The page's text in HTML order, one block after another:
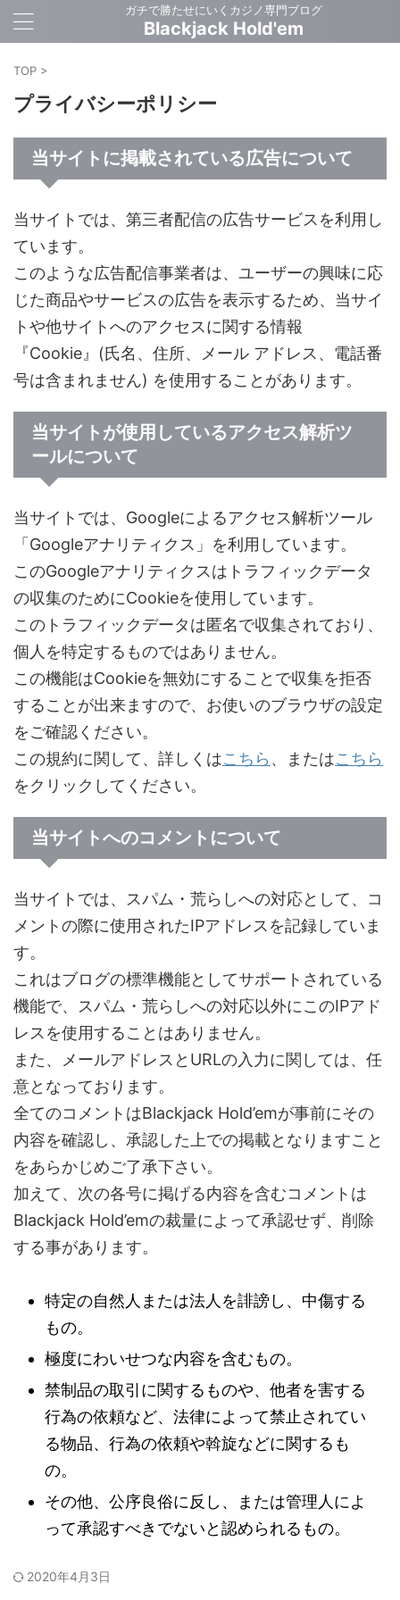
ガチで勝たせにいくカジノ専門ブログ
Blackjack Hold'em
TOP >
プライバシーポリシー
当サイトに掲載されている広告について
当サイトでは、第三者配信の広告サービスを利用し
ています。
このような広告配信事業者は、ユーザーの興味に応
じた商品やサービスの広告を表示するため、当サイ
トや他サイトへのアクセスに関する情報
『Cookie』(氏名、住所、メール アドレス、電話番
号は含まれません) を使用することがあります。
当サイトが使用しているアクセス解析ツ
ールについて
当サイトでは、Googleによるアクセス解析ツール
「Googleアナリティクス」を利用しています。
このGoogleアナリティクスはトラフィックデータ
の収集のためにCookieを使用しています。
このトラフィックデータは匿名で収集されており、
個人を特定するものではありません。
この機能はCookieを無効にすることで収集を拒否
することが出来ますので、お使いのブラウザの設定
をご確認ください。
この規約に関して、詳しくはこちら 、またはこちら
をクリックしてください。
当サイトへのコメントについて
当サイトでは、スパム・荒らしへの対応として、コ
メントの際に使用されたIPアドレスを記録していま
す。
これはブログの標準機能としてサポートされている
機能で、スパム・荒らしへの対応以外にこのIPアド
レスを使用することはありません。
また、メールアドレスとURLの入力に関しては、任
意となっております。
全てのコメントはBlackjack Hold’emが事前にその
内容を確認し、承認した上での掲載となりますこと
をあらかじめご了承下さい。
加えて、次の各号に掲げる内容を含むコメントは
Blackjack Hold’emの裁量によって承認せず、削除
する事があります。
特定の自然人または法人を誹謗し、中傷する
もの。
極度にわいせつな内容を含むもの。
禁制品の取引に関するものや、他者を害する
行為の依頼など、法律によって禁止されてい
る物品、行為の依頼や斡旋などに関するも
の。
その他、公序良俗に反し、または管理人によ
って承認すべきでないと認められるもの。
2020年4月3日